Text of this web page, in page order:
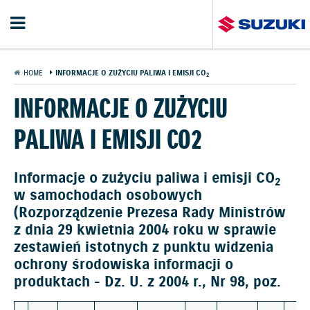
HOME INFORMACJE O ZUŻYCIU PALIWA I EMISJI CO2
INFORMACJE O ZUŻYCIU
PALIWA I EMISJI CO2
Informacje o zużyciu paliwa i emisji CO2
w samochodach osobowych
(Rozporządzenie Prezesa Rady Ministrów
z dnia 29 kwietnia 2004 roku w sprawie
zestawień istotnych z punktu widzenia
ochrony środowiska informacji o
produktach - Dz. U. z 2004 r., Nr 98, poz.